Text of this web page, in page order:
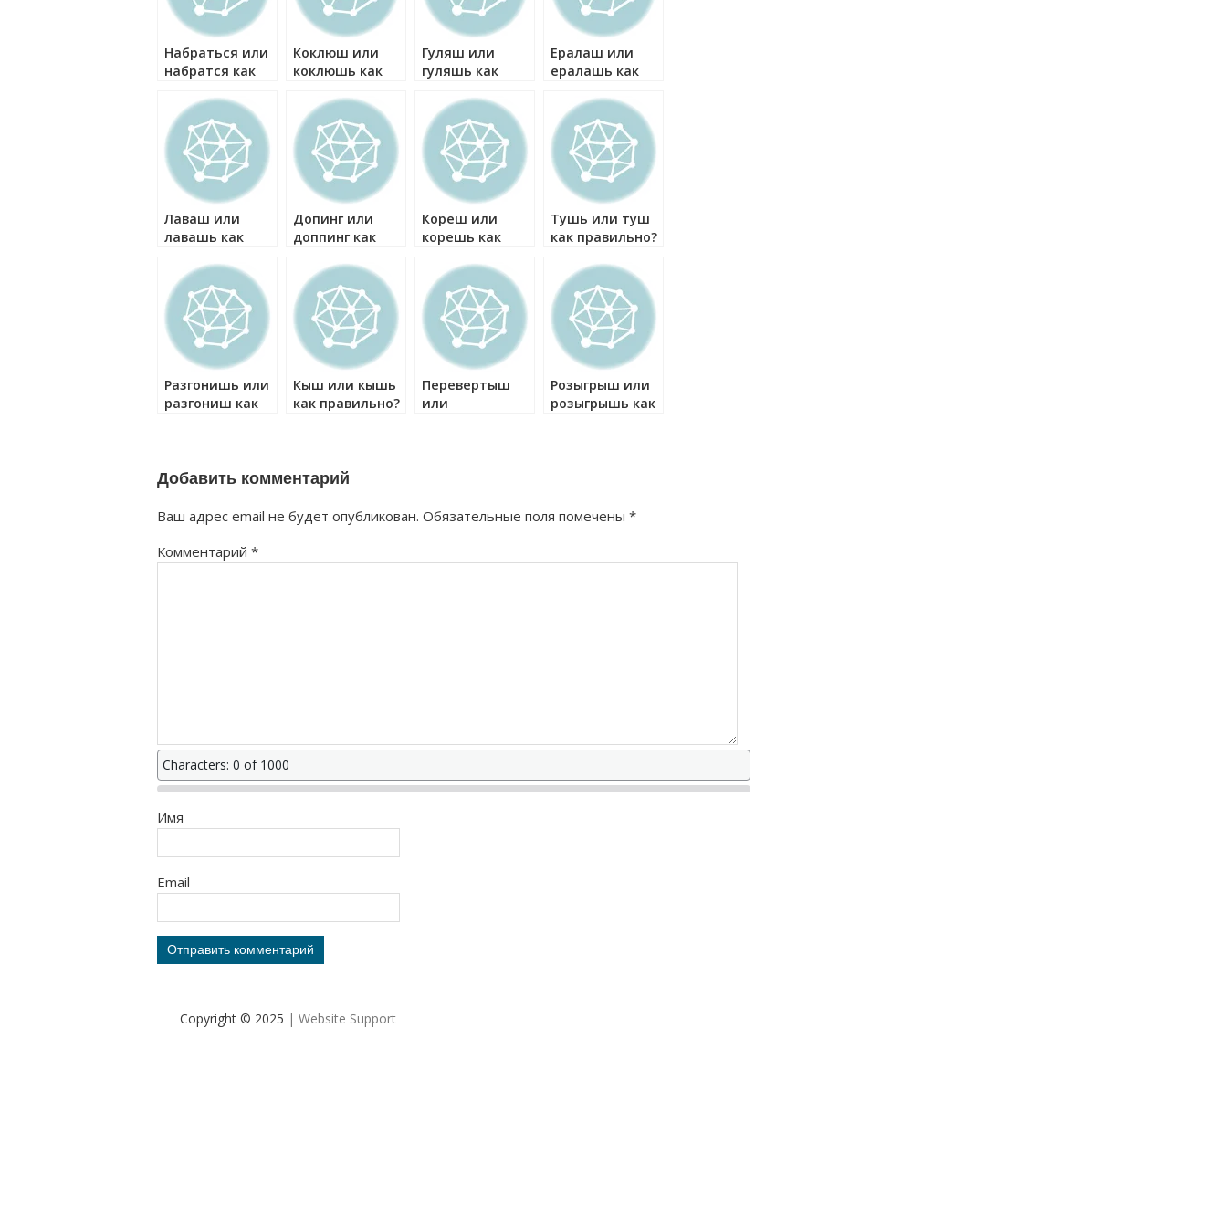
Набраться или
набратся как
Коклюш или
коклюшь как
Гуляш или
гуляшь как
Ералаш или
ералашь как
Лаваш или
лавашь как
Допинг или
доппинг как
Кореш или
корешь как
Тушь или туш
как правильно?
Разгонишь или
разгониш как
Кыш или кышь
как правильно?
Перевертыш
или
Розыгрыш или
розыгрышь как
Добавить комментарий
Ваш адрес email не будет опубликован. Обязательные поля помечены *
Комментарий *
Characters: 0 of 1000
Имя
Email
Copyright © 2025 | Website Support